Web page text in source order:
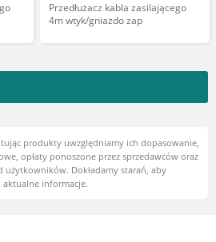
Przedłużacz kabla zasilającego
4m wtyk/gniazdo zap
produkty uwzględniamy ich dopasowanie,
opłaty ponoszone przez sprzedawców oraz
Dokładamy starań, aby
aktualne informacje.